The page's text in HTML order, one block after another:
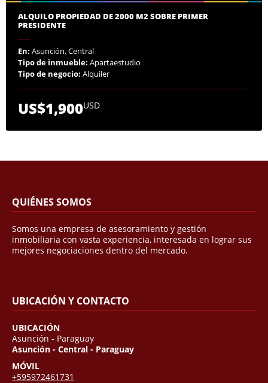
ALQUILO PROPIEDAD DE 2000 M2 SOBRE PRIMER
PRESIDENTE
En: Asunción, Central
Tipo de inmueble: Apartaestudio
Tipo de negocio: Alquiler
US$1,900USD
QUIÉNES SOMOS
Somos una empresa de asesoramiento y gestión
inmobiliaria con vasta experiencia, interesada en lograr sus
mejores negociaciones dentro del mercado.
UBICACIÓN Y CONTACTO
UBICACIÓN
Asunción - Paraguay
Asunción - Central - Paraguay
MÓVIL
+595972461731